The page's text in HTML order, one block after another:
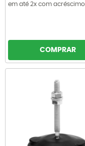
em até 2x com acréscimo
COMPRAR